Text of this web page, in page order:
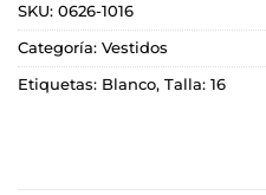
SKU: 0626-1016
Categoría: Vestidos
Etiquetas: Blanco, Talla: 16